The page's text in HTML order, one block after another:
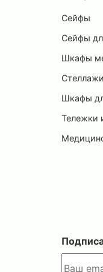
Сейфы
Сейфы
Шкафы
Шкафы
Тележки